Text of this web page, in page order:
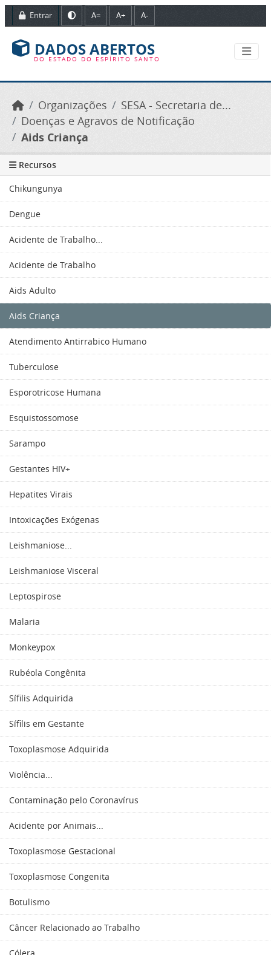
Ir para o conteúdo principal
Entrar A= A+ A-
DADOS ABERTOS
DO ESTADO DO ESPÍRITO SANTO
Organizações
SESA - Secretaria de...
Doenças e Agravos de Notificação
Aids Criança
Recursos
Chikungunya
Dengue
Acidente de Trabalho...
Acidente de Trabalho
Aids Adulto
Aids Criança
Atendimento Antirrabico Humano
Tuberculose
Esporotricose Humana
Esquistossomose
Sarampo
Gestantes HIV+
Hepatites Virais
Intoxicações Exógenas
Leishmaniose...
Leishmaniose Visceral
Leptospirose
Malaria
Monkeypox
Rubéola Congênita
Sífilis Adquirida
Sífilis em Gestante
Toxoplasmose Adquirida
Violência...
Contaminação pelo Coronavírus
Acidente por Animais...
Toxoplasmose Gestacional
Toxoplasmose Congenita
Botulismo
Câncer Relacionado ao Trabalho